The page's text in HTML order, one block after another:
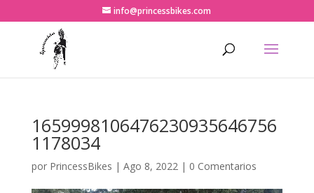
info@princessbikes.com
1659998106476230935646756
1178034
por PrincessBikes | Ago 8, 2022| 0 Comentarios